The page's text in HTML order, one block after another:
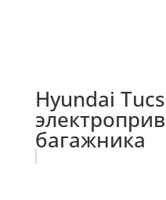
Hyundai
багажника